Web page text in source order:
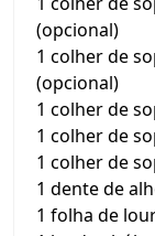
(opcional)
1 colher de
(opcional)
1 colher de
1 colher de
1 colher de
1 dente de
1 folha de